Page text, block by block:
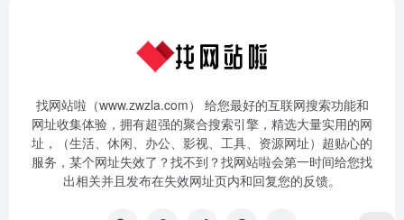
找网站啦（www.zwzla.com） 给您最好的互联网搜索功能和
网址收集体验，拥有超强的聚合搜索引擎，精选大量实用的网
址，（生活、休闲、办公、影视、工具、资源网址）超贴心的
服务，某个网址失效了？找不到？找网站啦会第一时间给您找
出相关并且发布在失效网址页内和回复您的反馈。